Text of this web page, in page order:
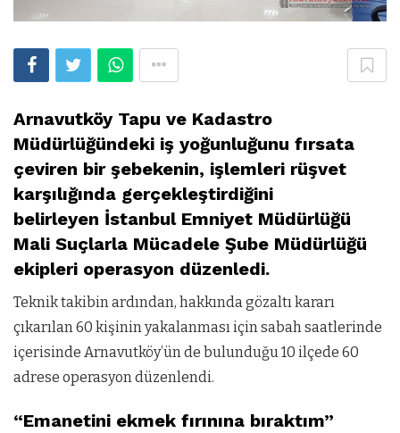
Arnavutköy Tapu ve Kadastro
Müdürlüğündeki iş yoğunluğunu fırsata
çeviren bir şebekenin, işlemleri rüşvet
karşılığında gerçekleştirdiğini
belirleyen İstanbul Emniyet Müdürlüğü
Mali Suçlarla Mücadele Şube Müdürlüğü
ekipleri operasyon düzenledi.
Teknik takibin ardından, hakkında gözaltı kararı
çıkarılan 60 kişinin yakalanması için sabah saatlerinde
içerisinde Arnavutköy’ün de bulunduğu 10 ilçede 60
adrese operasyon düzenlendi.
“Emanetini ekmek fırınına bıraktım”